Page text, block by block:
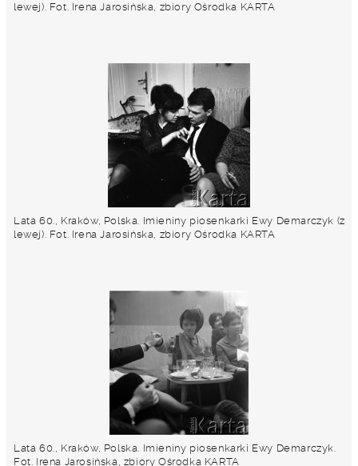
lewej). Fot. Irena Jarosińska, zbiory Ośrodka KARTA
Lata 60., Kraków, Polska. Imieniny piosenkarki Ewy Demarczyk (z
lewej). Fot. Irena Jarosińska, zbiory Ośrodka KARTA
Lata 60., Kraków, Polska. Imieniny piosenkarki Ewy Demarczyk.
Fot. Irena Jarosińska, zbiory Ośrodka KARTA